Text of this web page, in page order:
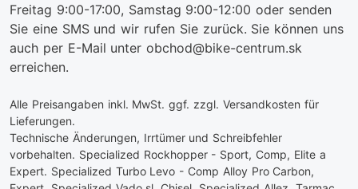
Freitag 9:00-17:00, Samstag 9:00-12:00 oder senden
Sie eine SMS und wir rufen Sie zurück. Sie können uns
auch per E-Mail unter obchod@bike-centrum.sk
erreichen.
Alle Preisangaben inkl. MwSt. ggf. zzgl. Versandkosten für
Lieferungen.
Technische Änderungen, Irrtümer und Schreibfehler
vorbehalten. Specialized Rockhopper - Sport, Comp, Elite a
Expert. Specialized Turbo Levo - Comp Alloy Pro Carbon,